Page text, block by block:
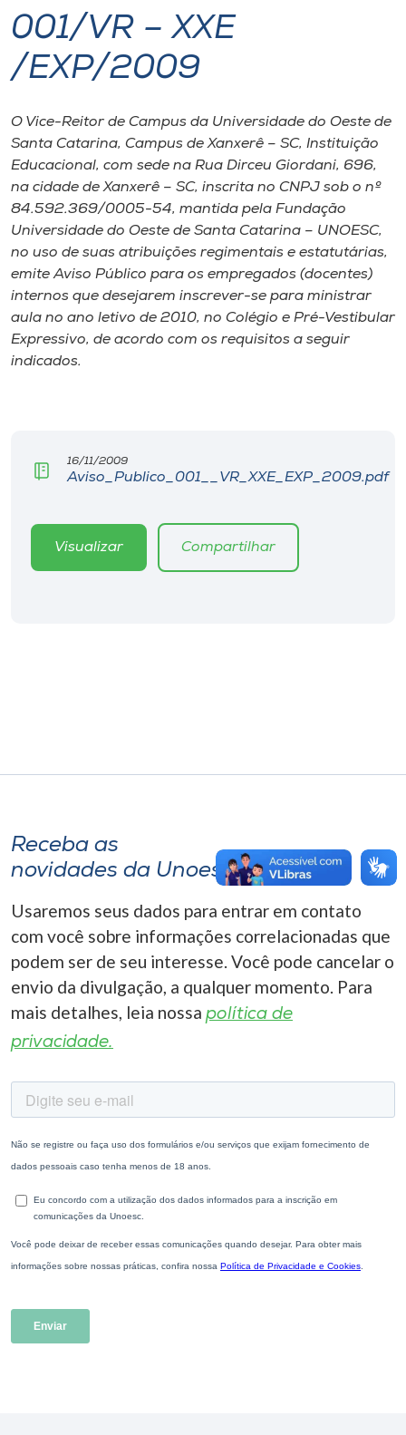
I.nova
Cultura
CPA
Biblioteca
Editora
Rádio
Unoesc
001/VR – XXE
/EXP/2009
O Vice-Reitor de Campus da Universidade do Oeste de
Santa Catarina, Campus de Xanxerê – SC, Instituição
Educacional, com sede na Rua Dirceu Giordani, 696,
na cidade de Xanxerê – SC, inscrita no CNPJ sob o nº
84.592.369/0005-54, mantida pela Fundação
Universidade do Oeste de Santa Catarina – UNOESC,
no uso de suas atribuições regimentais e estatutárias,
emite Aviso Público para os empregados (docentes)
internos que desejarem inscrever-se para ministrar
aula no ano letivo de 2010, no Colégio e Pré-Vestibular
Expressivo, de acordo com os requisitos a seguir
indicados.
16/11/2009
Aviso_Publico_001__VR_XXE_EXP_2009.pdf
Visualizar Compartilhar
Receba as
novidades da Unoesc
Usaremos seus dados para entrar em contato
com você sobre informações correlacionadas que
podem ser de seu interesse. Você pode cancelar o
envio da divulgação, a qualquer momento. Para
mais detalhes, leia nossa política de
privacidade.